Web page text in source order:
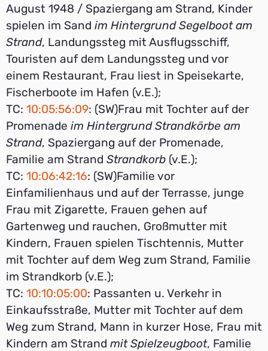
August 1948 / Spaziergang am Strand, Kinder
spielen im Sand im Hintergrund Segelboot am
Strand, Landungssteg mit Ausflugsschiff,
Touristen auf dem Landungssteg und vor
einem Restaurant, Frau liest in Speisekarte,
Fischerboote im Hafen (v.E.);
TC: 10:05:56:09: (SW)Frau mit Tochter auf der
Promenade im Hintergrund Strandkörbe am
Strand, Spaziergang auf der Promenade,
Familie am Strand Strandkorb (v.E.);
TC: 10:06:42:16: (SW)Familie vor
Einfamilienhaus und auf der Terrasse, junge
Frau mit Zigarette, Frauen gehen auf
Gartenweg und rauchen, Großmutter mit
Kindern, Frauen spielen Tischtennis, Mutter
mit Tochter auf dem Weg zum Strand, Familie
im Strandkorb (v.E.);
TC: 10:10:05:00: Passanten u. Verkehr in
Einkaufsstraße, Mutter mit Tochter auf dem
Weg zum Strand, Mann in kurzer Hose, Frau mit
Kindern am Strand mit Spielzeugboot, Familie